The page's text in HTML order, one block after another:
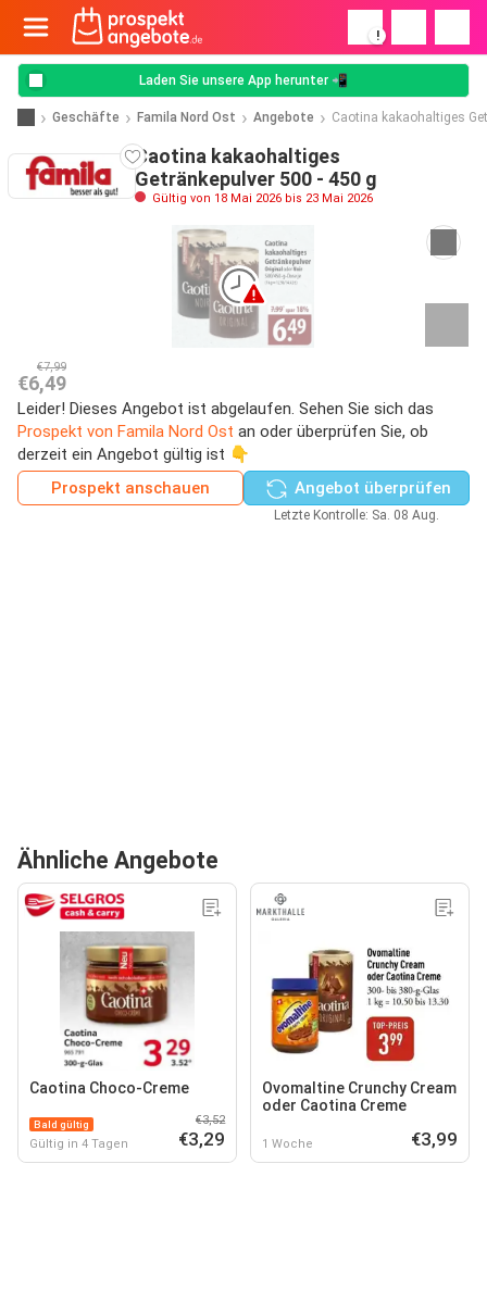
!
Laden Sie unsere App herunter 📲
Geschäfte Famila Nord Ost Angebote Caotina kakaohaltiges
Caotina kakaohaltiges
Getränkepulver 500 - 450 g
Gültig von 18 Mai 2026 bis 23 Mai 2026
€7,99
€6,49
Leider! Dieses Angebot ist abgelaufen. Sehen Sie sich das
Prospekt von Famila Nord Ost an oder überprüfen Sie, ob
derzeit ein Angebot gültig ist 👇
Prospekt anschauen
Angebot überprüfen
Letzte Kontrolle: Sa. 08 Aug.
Ähnliche Angebote
Caotina Choco-Creme
Bald gültig
Gültig in 4 Tagen
€3,52
€3,29
Ovomaltine Crunchy Cream
oder Caotina Creme
1 Woche €3,99